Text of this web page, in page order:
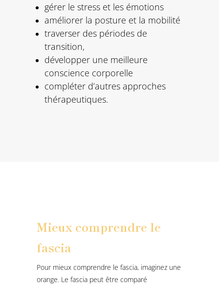
gérer le stress et les émotions
améliorer la posture et la mobilité
traverser des périodes de
transition,
développer une meilleure
conscience corporelle
compléter d’autres approches
thérapeutiques.
Mieux comprendre le
fascia
Pour mieux comprendre le fascia, imaginez une
orange. Le fascia peut être comparé